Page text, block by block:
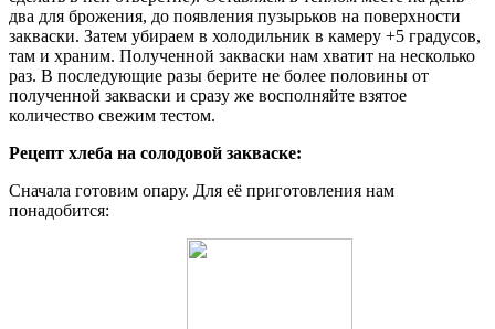
два для брожения, до появления пузырьков на поверхности
закваски. Затем убираем в холодильник в камеру +5 градусов,
там и храним. Полученной закваски нам хватит на несколько
раз. В последующие разы берите не более половины от
полученной закваски и сразу же восполняйте взятое
количество свежим тестом.
Рецепт хлеба на солодовой закваске:
Сначала готовим опару. Для её приготовления нам
понадобится: